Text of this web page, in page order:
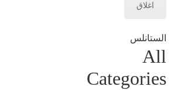
اغلاق
الستانلس
All
Categories